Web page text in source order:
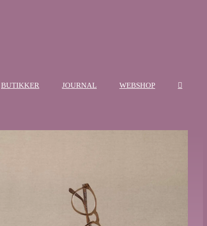
BUTIKKER JOURNAL WEBSHOP